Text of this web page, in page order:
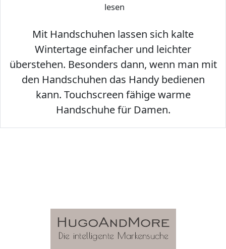
lesen
Mit Handschuhen lassen sich kalte
Wintertage einfacher und leichter
überstehen. Besonders dann, wenn man mit
den Handschuhen das Handy bedienen
kann. Touchscreen fähige warme
Handschuhe für Damen.